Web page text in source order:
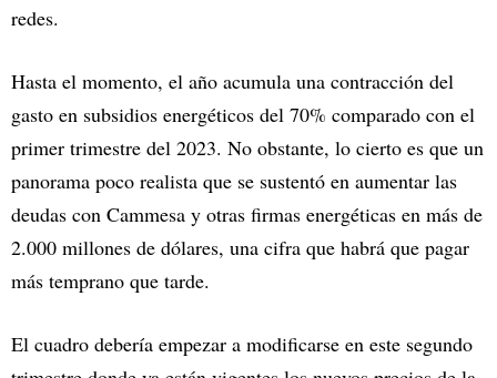
redes.
Hasta el momento, el año acumula una contracción del
gasto en subsidios energéticos del 70% comparado con el
primer trimestre del 2023. No obstante, lo cierto es que un
panorama poco realista que se sustentó en aumentar las
deudas con Cammesa y otras firmas energéticas en más de
2.000 millones de dólares, una cifra que habrá que pagar
más temprano que tarde.
El cuadro debería empezar a modificarse en este segundo